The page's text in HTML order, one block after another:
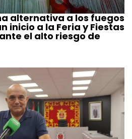
alternativa a los fuegos
inicio a la Feria y Fiestas
el alto riesgo de